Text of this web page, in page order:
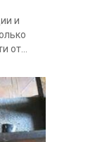
и
от...